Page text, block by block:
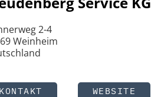
2-4
Weinheim
KONTAKT WEBSITE